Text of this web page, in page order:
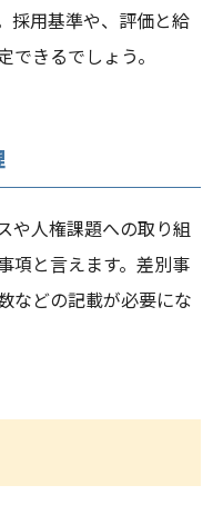
採用基準や、評価と給
きるでしょう。
や人権課題への取り組
項と言えます。差別事
などの記載が必要にな